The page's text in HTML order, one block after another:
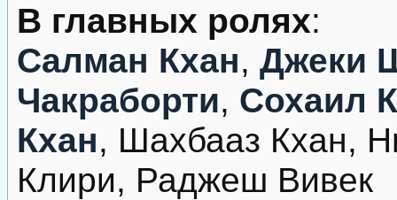
В главных ролях:
Салман Кхан, Джеки
Чакраборти, Сохаил
Кхан, Шахбааз Кхан,
Клири, Раджеш Вивек